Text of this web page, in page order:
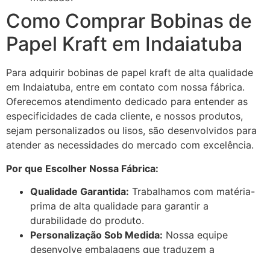
Como Comprar Bobinas de
Papel Kraft em Indaiatuba
Para adquirir bobinas de papel kraft de alta qualidade
em Indaiatuba, entre em contato com nossa fábrica.
Oferecemos atendimento dedicado para entender as
especificidades de cada cliente, e nossos produtos,
sejam personalizados ou lisos, são desenvolvidos para
atender as necessidades do mercado com excelência.
Por que Escolher Nossa Fábrica:
Qualidade Garantida: Trabalhamos com matéria-
prima de alta qualidade para garantir a
durabilidade do produto.
Personalização Sob Medida: Nossa equipe
desenvolve embalagens que traduzem a